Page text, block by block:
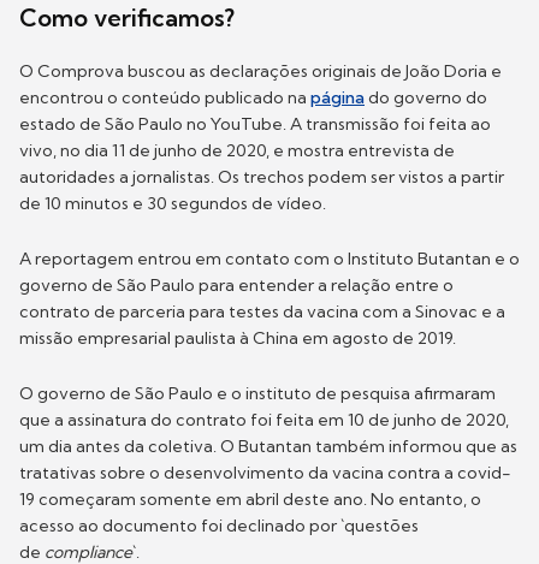
Como verificamos?
O Comprova buscou as declarações originais de João Doria e
encontrou o conteúdo publicado na páginado governo do
estado de São Paulo no YouTube. A transmissão foi feita ao
vivo, no dia 11 de junho de 2020, e mostra entrevista de
autoridades a jornalistas. Os trechos podem ser vistos a partir
de 10 minutos e 30 segundos de vídeo.
A reportagem entrou em contato com o Instituto Butantan e o
governo de São Paulo para entender a relação entre o
contrato de parceria para testes da vacina com a Sinovac e a
missão empresarial paulista à China em agosto de 2019.
O governo de São Paulo e o instituto de pesquisa afirmaram
que a assinatura do contrato foi feita em 10 de junho de 2020,
um dia antes da coletiva. O Butantan também informou que as
tratativas sobre o desenvolvimento da vacina contra a covid-
19 começaram somente em abril deste ano. No entanto, o
acesso ao documento foi declinado por `questões
de compliance`.